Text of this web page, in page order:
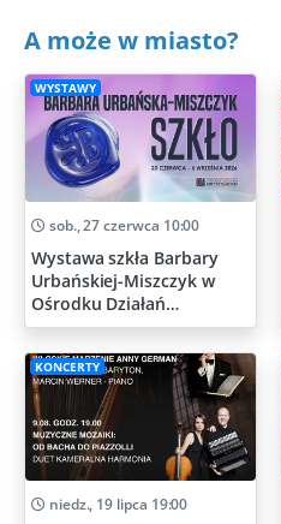
A może w miasto?
WYSTAWY
sob., 27 czerwca 10:00
Wystawa szkła Barbary
Urbańskiej-Miszczyk w
Ośrodku Działań
Artystycznych
KONCERTY
niedz., 19 lipca 19:00